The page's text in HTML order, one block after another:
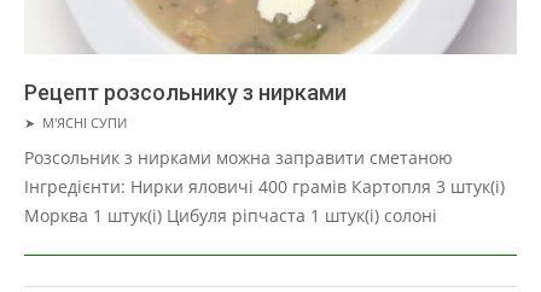
Рецепт розсольнику з нирками
2019-
01-
22
➤ М'ЯСНІ СУПИ
Розсольник з нирками можна заправити сметаною
Інгредієнти: Нирки яловичі 400 грамів Картопля 3 штук(і)
Морква 1 штук(і) Цибуля ріпчаста 1 штук(і) солоні